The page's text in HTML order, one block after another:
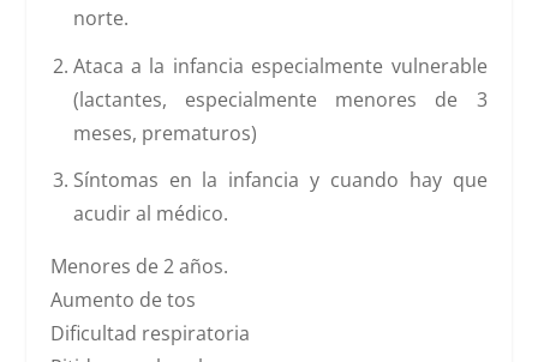
norte.
Ataca a la infancia especialmente vulnerable
(lactantes, especialmente menores de 3
meses, prematuros)
Síntomas en la infancia y cuando hay que
acudir al médico.
Menores de 2 años.
Aumento de tos
Dificultad respiratoria